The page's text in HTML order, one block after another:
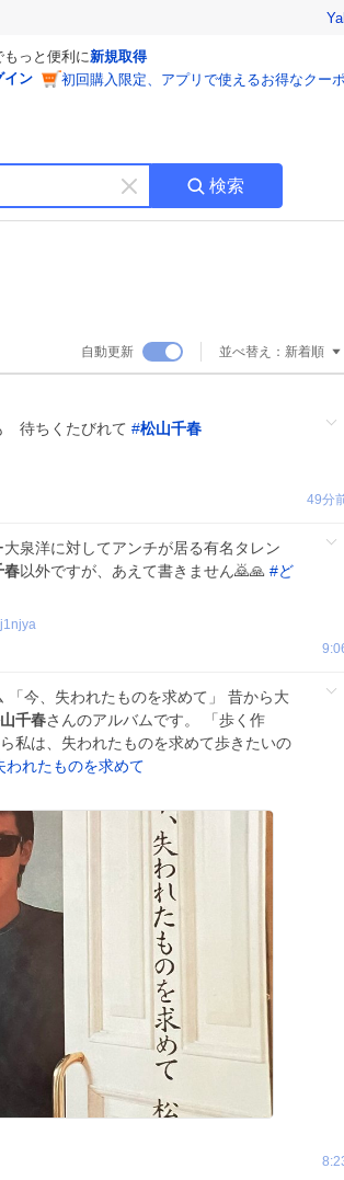
もっと便利に新規取得
イン
初回購入限定、アプリで使えるお得なクー
キ
ー
す
検索
自動更新 並べ替え： 新着順
待ちくたびれて #松山千春
49分
泉洋に対してアンチが居る有名タレン
春以外ですが、あえて書きません🙇🙏 #ど
「今、失われたものを求めて」 昔から大
千春さんのアルバムです。 「歩く作
私は、失われたものを求めて歩きたいの
われたものを求めて